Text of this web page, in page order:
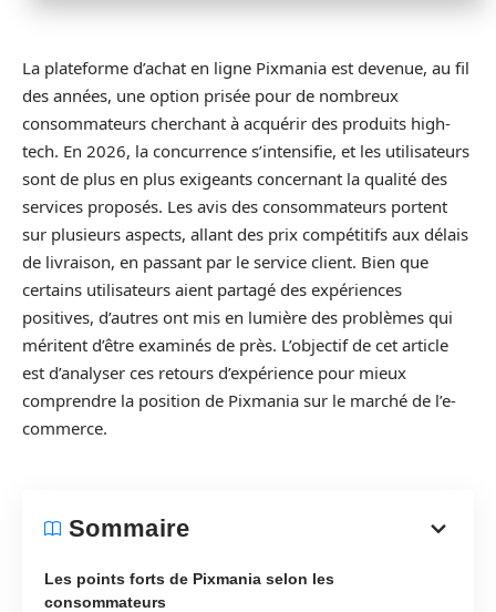
La plateforme d’achat en ligne Pixmania est devenue, au fil
des années, une option prisée pour de nombreux
consommateurs cherchant à acquérir des produits high-
tech. En 2026, la concurrence s’intensifie, et les utilisateurs
sont de plus en plus exigeants concernant la qualité des
services proposés. Les avis des consommateurs portent
sur plusieurs aspects, allant des prix compétitifs aux délais
de livraison, en passant par le service client. Bien que
certains utilisateurs aient partagé des expériences
positives, d’autres ont mis en lumière des problèmes qui
méritent d’être examinés de près. L’objectif de cet article
est d’analyser ces retours d’expérience pour mieux
comprendre la position de Pixmania sur le marché de l’e-
commerce.
Sommaire
Les points forts de Pixmania selon les
consommateurs